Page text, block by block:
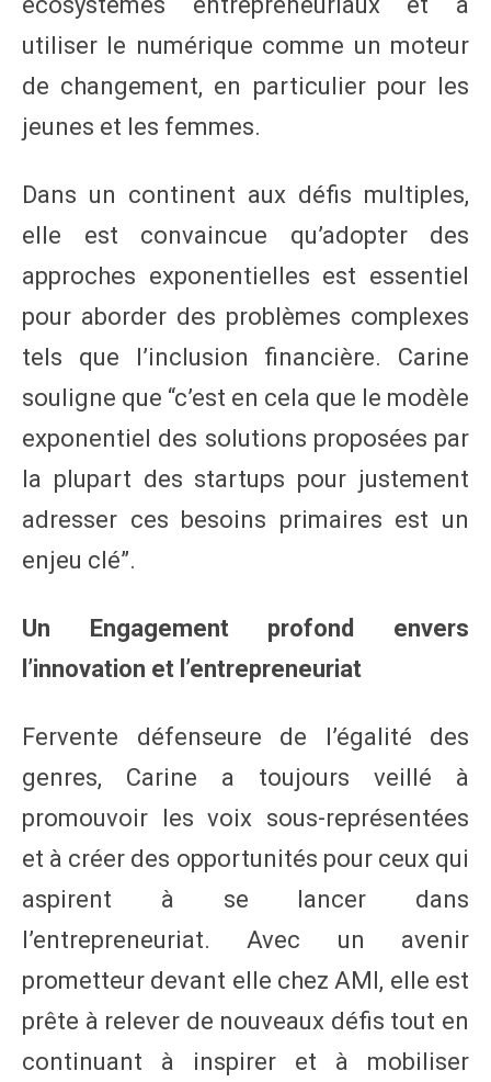
utiliser le numérique comme un moteur
de changement, en particulier pour les
jeunes et les femmes.
Dans un continent aux défis multiples,
elle est convaincue qu’adopter des
approches exponentielles est essentiel
pour aborder des problèmes complexes
tels que l’inclusion financière. Carine
souligne que “c’est en cela que le modèle
exponentiel des solutions proposées par
la plupart des startups pour justement
adresser ces besoins primaires est un
enjeu clé”.
Un Engagement profond envers
l’innovation et l’entrepreneuriat
Fervente défenseure de l’égalité des
genres, Carine a toujours veillé à
promouvoir les voix sous-représentées
et à créer des opportunités pour ceux qui
aspirent à se lancer dans
l’entrepreneuriat. Avec un avenir
prometteur devant elle chez AMI, elle est
prête à relever de nouveaux défis tout en
continuant à inspirer et à mobiliser